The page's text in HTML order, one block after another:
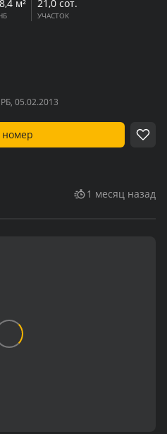
м² 21,0 сот.
УЧАСТОК
05.02.2013
номер
1 месяц назад